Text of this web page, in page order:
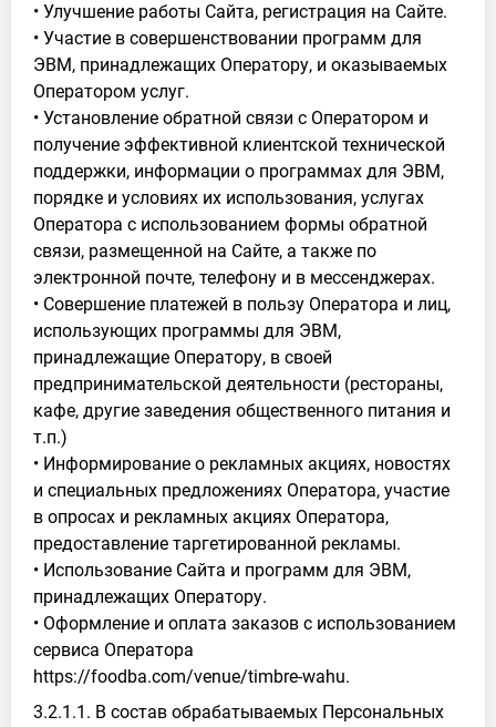
• Улучшение работы Сайта, регистрация на Сайте.
• Участие в совершенствовании программ для
ЭВМ, принадлежащих Оператору, и оказываемых
Оператором услуг.
• Установление обратной связи с Оператором и
получение эффективной клиентской технической
поддержки, информации о программах для ЭВМ,
порядке и условиях их использования, услугах
Оператора с использованием формы обратной
связи, размещенной на Сайте, а также по
электронной почте, телефону и в мессенджерах.
• Совершение платежей в пользу Оператора и лиц,
использующих программы для ЭВМ,
принадлежащие Оператору, в своей
предпринимательской деятельности (рестораны,
кафе, другие заведения общественного питания и
т.п.)
• Информирование о рекламных акциях, новостях
и специальных предложениях Оператора, участие
в опросах и рекламных акциях Оператора,
предоставление таргетированной рекламы.
• Использование Сайта и программ для ЭВМ,
принадлежащих Оператору.
• Оформление и оплата заказов с использованием
сервиса Оператора
https://foodba.com/venue/timbre-wahu.
3.2.1.1. В состав обрабатываемых Персональных